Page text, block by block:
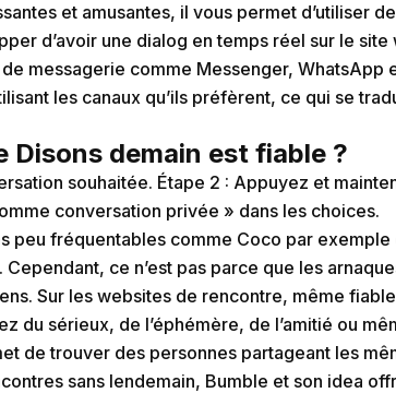
et amusantes, il vous permet d’utiliser
d’avoir une dialog en temps réel sur le
messagerie comme Messenger, WhatsApp
les canaux qu’ils préfèrent, ce qui se
Disons demain est fiable ?
souhaitée. Étape 2 : Appuyez et
conversation privée » dans les choices.
peu fréquentables comme Coco par
ce n’est pas parce que les
Sur les websites de rencontre, même
du sérieux, de l’éphémère, de l’amitié ou
de trouver des personnes partageant les
sans lendemain, Bumble et son idea